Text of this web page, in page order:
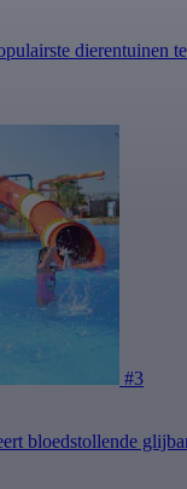
dierentuinen
#3
bloedstollende